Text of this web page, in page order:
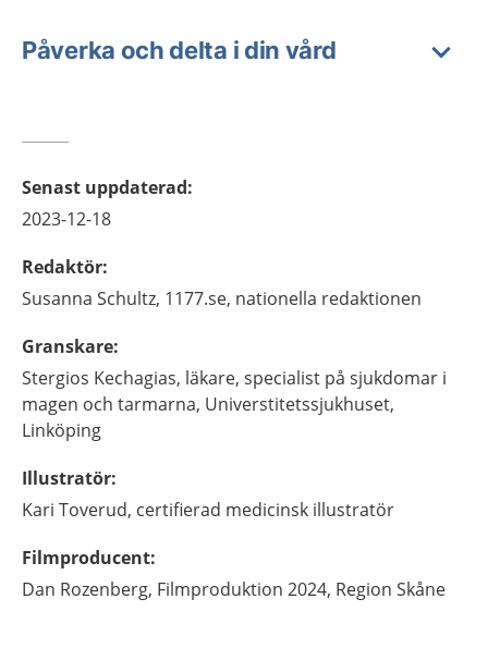
Påverka och delta i din vård
Senast uppdaterad:
2023-12-18
Redaktör:
Susanna Schultz, 1177.se, nationella redaktionen
Granskare:
Stergios Kechagias, läkare, specialist på sjukdomar i
magen och tarmarna, Universtitetssjukhuset,
Linköping
Illustratör:
Kari Toverud, certifierad medicinsk illustratör
Filmproducent:
Dan Rozenberg, Filmproduktion 2024, Region Skåne